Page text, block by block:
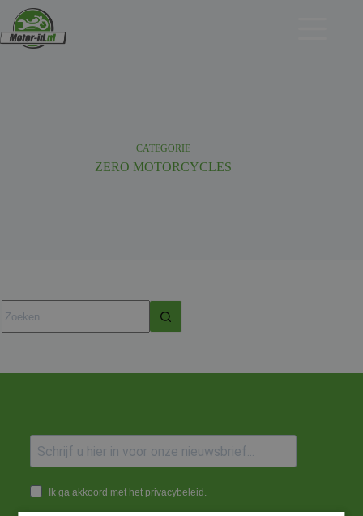
naar
de
inhoud
CATEGORIE
ZERO MOTORCYCLES
resultaten
Ik ga akkoord met het privacybeleid.